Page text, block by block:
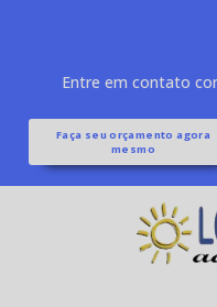
Entre em contato
Faça seu orçamento agora
mesmo